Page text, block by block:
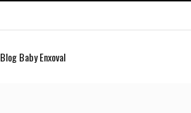
Blog Baby Enxoval